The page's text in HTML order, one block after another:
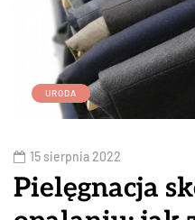
URODA
15 sierpnia 2022
Pielęgnacja